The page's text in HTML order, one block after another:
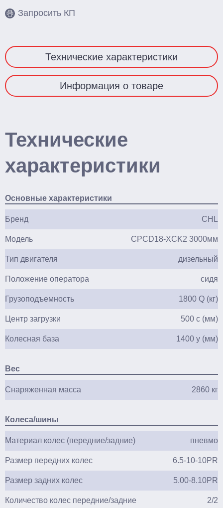
Запросить КП
Технические характеристики
Информация о товаре
Технические
характеристики
Основные характеристики
Бренд CHL
Модель CPCD18-XCK2 3000мм
Тип двигателя дизельный
Положение оператора сидя
Грузоподъемность 1800 Q (кг)
Центр загрузки 500 c (мм)
Колесная база 1400 y (мм)
Вес
Снаряженная масса 2860 кг
Колеса/шины
Материал колес (передние/задние) пневмо
Размер передних колес 6.5-10-10PR
Размер задних колес 5.00-8.10PR
Количество колес передние/задние 2/2